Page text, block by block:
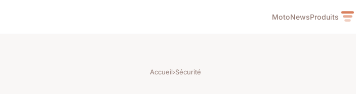
MotoNewsProduits
Accueil›Sécurité